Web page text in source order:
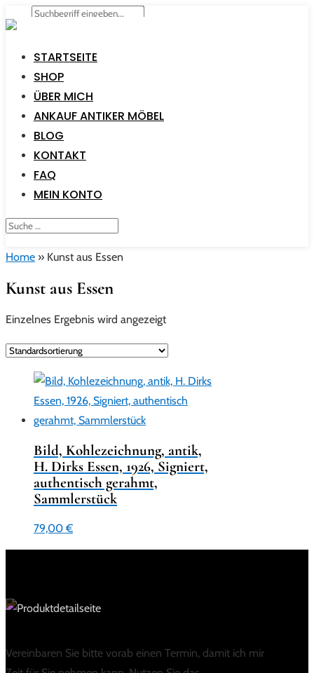
STARTSEITE
SHOP
ÜBER MICH
ANKAUF ANTIKER MÖBEL
BLOG
KONTAKT
FAQ
MEIN KONTO
Home » Kunst aus Essen
Kunst aus Essen
Einzelnes Ergebnis wird angezeigt
Bild, Kohlezeichnung, antik,
H. Dirks Essen, 1926, Signiert,
authentisch gerahmt,
Sammlerstück
79,00€
Vereinbaren Sie bitte vorab einen Termin, damit ich mir